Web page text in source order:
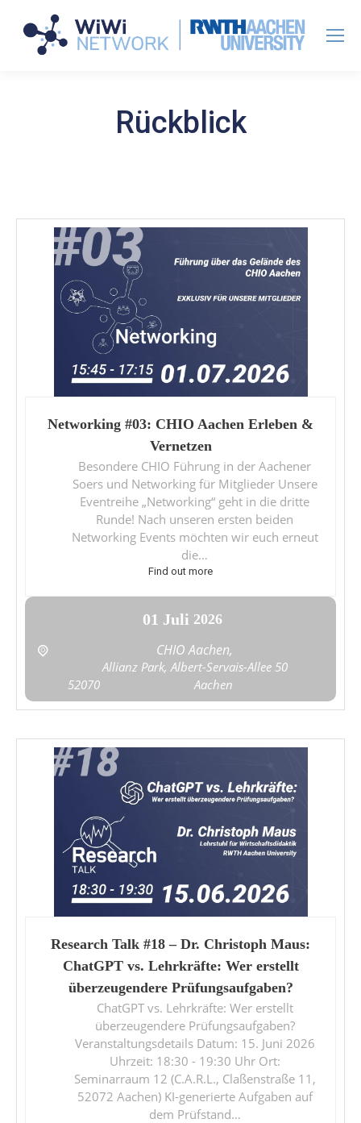
Rückblick
Networking #03: CHIO Aachen Erleben &
Vernetzen
Besondere CHIO Führung in der Aachener
Soers und Networking für Mitglieder Unsere
Eventreihe „Networking“ geht in die dritte
Runde! Nach unseren ersten beiden
Networking Events möchten wir euch erneut
die…
Find out more
01 Juli 2026
CHIO Aachen,
Allianz Park, Albert-Servais-Allee 50
Aachen
52070
Research Talk #18 – Dr. Christoph Maus:
ChatGPT vs. Lehrkräfte: Wer erstellt
überzeugendere Prüfungsaufgaben?
ChatGPT vs. Lehrkräfte: Wer erstellt
überzeugendere Prüfungsaufgaben?
Veranstaltungsdetails Datum: 15. Juni 2026
Uhrzeit: 18:30 - 19:30 Uhr Ort:
Seminarraum 12 (C.A.R.L., Claßenstraße 11,
52072 Aachen) KI-generierte Aufgaben auf
dem Prüfstand…